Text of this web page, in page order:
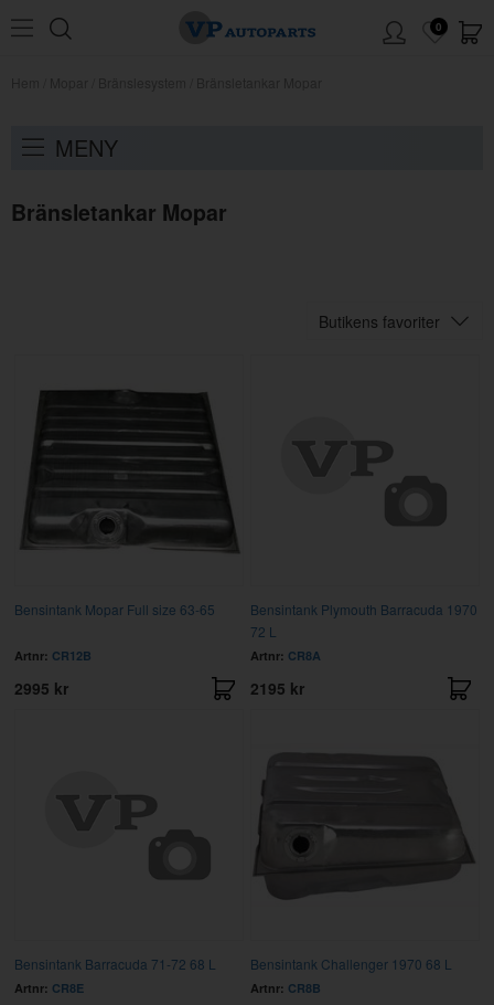
0
MENY
Bränsletankar Mopar
Butikens favoriter
Bensintank Mopar Full size 63-65
Artnr: CR12B
2995 kr
Bensintank Plymouth Barracuda 1970
72 L
Artnr: CR8A
2195 kr
Bensintank Barracuda 71-72 68 L
Artnr: CR8E
Bensintank Challenger 1970 68 L
Artnr: CR8B